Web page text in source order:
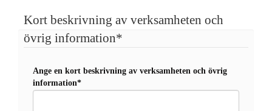
Kort beskrivning av verksamheten och
övrig information*
Ange en kort beskrivning av verksamheten och övrig
information*